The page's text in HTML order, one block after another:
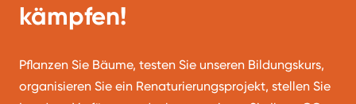
kämpfen!
Pflanzen Sie Bäume, testen Sie unseren Bildungskurs,
organisieren Sie ein Renaturierungsprojekt, stellen Sie